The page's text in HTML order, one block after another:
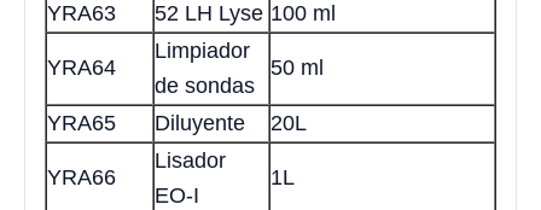
YRA63 52 LH Lyse 100 ml
YRA64
Limpiador
de sondas
50 ml
YRA65 Diluyente 20L
YRA66
Lisador
EO-I
1L